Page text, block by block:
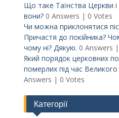
Що таке Таїнства Церкви і
вони? 0 Answers | 0 Votes
Чи можна приклонятися
Причастя до покійника?
чому ні? Дякую. 0 Answers |
Який порядок церковних
померлих під час Великого
Answers | 0 Votes
Категорії